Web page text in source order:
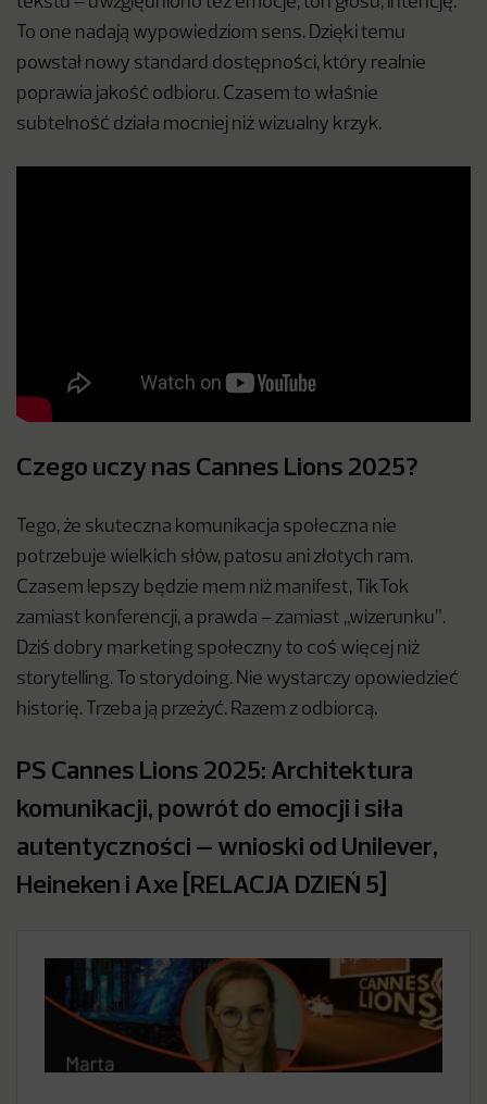
To one nadają wypowiedziom sens. Dzięki temu
powstał nowy standard dostępności, który realnie
poprawia jakość odbioru. Czasem to właśnie
subtelność działa mocniej niż wizualny krzyk.
Czego uczy nas Cannes Lions 2025?
Tego, że skuteczna komunikacja społeczna nie
potrzebuje wielkich słów, patosu ani złotych ram.
Czasem lepszy będzie mem niż manifest, TikTok
zamiast konferencji, a prawda – zamiast „wizerunku”.
Dziś dobry marketing społeczny to coś więcej niż
storytelling. To storydoing. Nie wystarczy opowiedzieć
historię. Trzeba ją przeżyć. Razem z odbiorcą.
PS Cannes Lions 2025: Architektura
komunikacji, powrót do emocji i siła
autentyczności – wnioski od Unilever,
Heineken i Axe [RELACJA DZIEŃ 5]